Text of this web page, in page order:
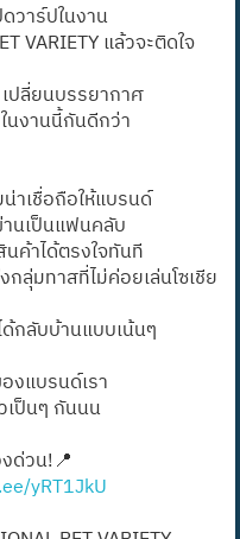
วาร์ปในงาน
VARIETY แล้วจะติดใจ
ปลี่ยนบรรยากาศ
นงานนี้กันดีกว่า
าเชื่อถือให้แบรนด์
นเป็นแฟนคลับ
ค้าได้ตรงใจทันที
ลุ่มทาสที่ไม่ค่อยเล่นโซเชีย
กลับบ้านแบบเน้นๆ
งแบรนด์เรา
เป็นๆ กันนน
ด่วน!📍
yRT1JkU